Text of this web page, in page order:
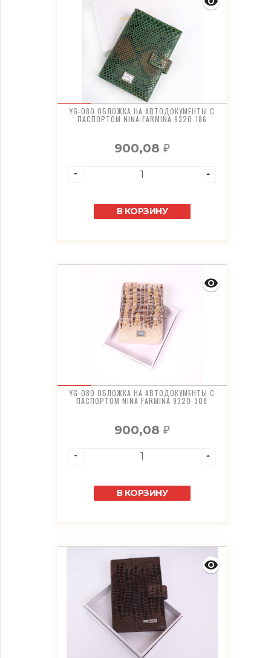
YG-080 ОБЛОЖКА НА АВТОДОКУМЕНТЫ С
ПАСПОРТОМ NINA FARMINA 9320-186
900,08 ₽
В КОРЗИНУ
YG-080 ОБЛОЖКА НА АВТОДОКУМЕНТЫ С
ПАСПОРТОМ NINA FARMINA 9320-308
900,08 ₽
В КОРЗИНУ